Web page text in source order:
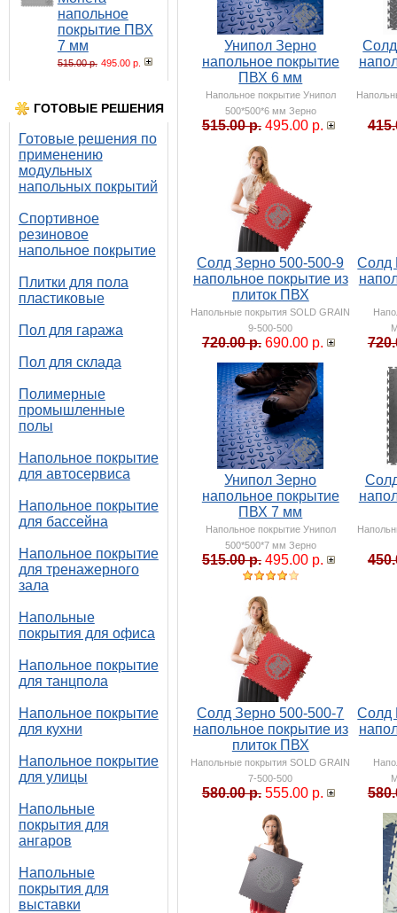
напольное
покрытие ПВХ
7 мм
515.00 р. 495.00 р.
ГОТОВЫЕ РЕШЕНИЯ
Готовые решения по
применению
модульных
напольных покрытий
Спортивное
резиновое
напольное покрытие
Плитки для пола
пластиковые
Пол для гаража
Пол для склада
Полимерные
промышленные
полы
Напольное покрытие
для автосервиса
Напольное покрытие
для бассейна
Напольное покрытие
для тренажерного
зала
Напольные
покрытия для офиса
Напольное покрытие
для танцпола
Напольное покрытие
для кухни
Напольное покрытие
для улицы
Напольные
покрытия для
ангаров
Напольные
покрытия для
выставки
Унипол Зерно
напольное покрытие
ПВХ 6 мм
Напольное покрытие Унипол
500*500*6 мм Зерно
515.00 р. 495.00 р.
Солд Зерно 500-500-9
напольное покрытие из
плиток ПВХ
Напольные покрытия SOLD GRAIN
9-500-500
720.00 р. 690.00 р.
Солд
Унипол Зерно
напольное покрытие
ПВХ 7 мм
Напольное покрытие Унипол
500*500*7 мм Зерно
515.00 р. 495.00 р.
Солд Зерно 500-500-7
напольное покрытие из
плиток ПВХ
Напольные покрытия SOLD GRAIN
7-500-500
580.00 р. 555.00 р.
Солд